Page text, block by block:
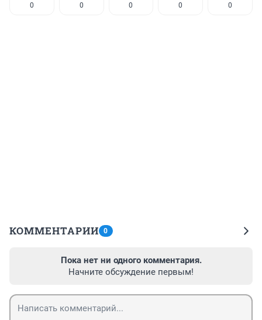
0 0 0 0 0
КОММЕНТАРИИ 0
Пока нет ни одного комментария.
Начните обсуждение первым!